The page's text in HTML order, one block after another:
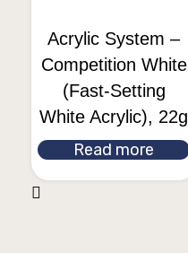
Acrylic System –
Competition White
(Fast-Setting
White Acrylic), 22g
Read more